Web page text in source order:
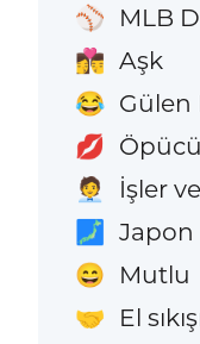
⚾ MLB
👩‍❤️‍💋‍👨 Aşk
😂 Gülen
💋
🧑‍💼 İşler
🗾
😄 Mutlu
🤝 El